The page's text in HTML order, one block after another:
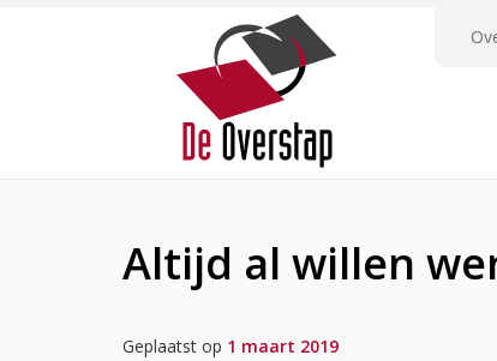
Altijd al willen
Geplaatst op 1 maart 2019